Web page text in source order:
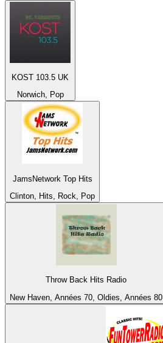
KOST 103.5 UK
Norwich, Pop
JamsNetwork Top Hits
Clinton, Hits, Rock, Pop
Throw Back Hits Radio
New Haven, Années 70, Oldies, Années 80